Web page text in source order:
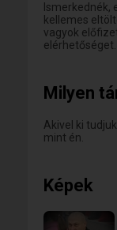
Ismerkednék,
kellemes
vagyok
elérhetőséget.
Milyen
Akivel ki
mint én.
Képek